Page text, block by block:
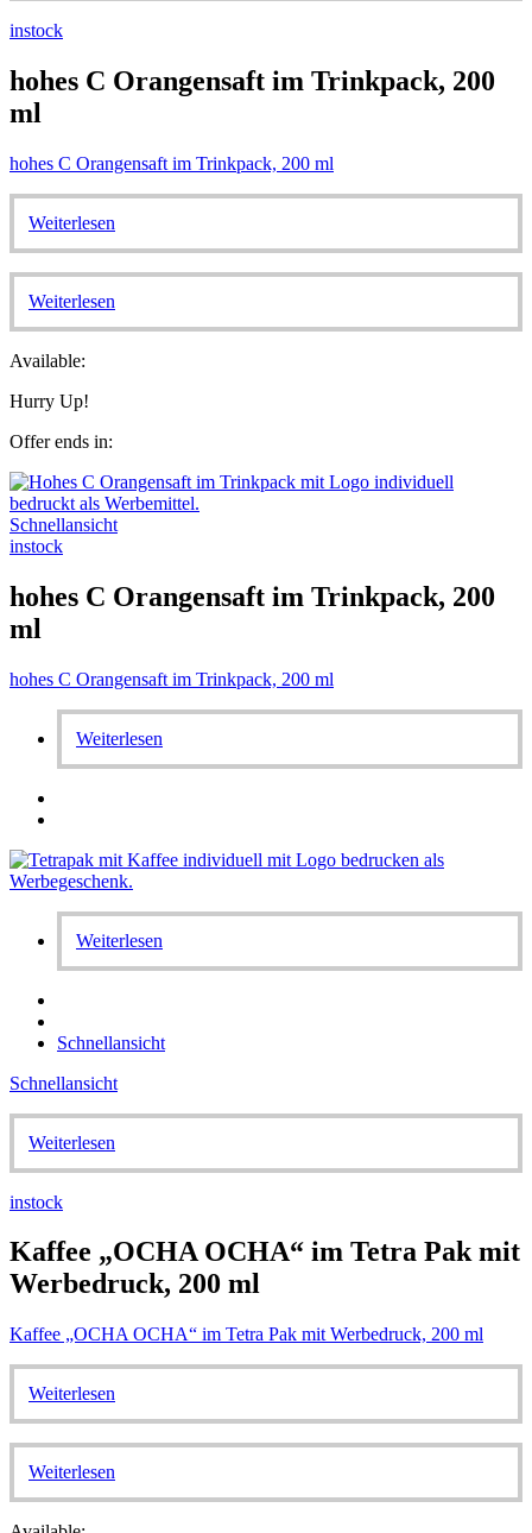
instock
hohes C Orangensaft im Trinkpack, 200
ml
hohes C Orangensaft im Trinkpack, 200 ml
Weiterlesen
Weiterlesen
Available:
Hurry Up!
Offer ends in:
Schnellansicht
instock
hohes C Orangensaft im Trinkpack, 200
ml
hohes C Orangensaft im Trinkpack, 200 ml
Weiterlesen
Weiterlesen
Schnellansicht
Schnellansicht
Weiterlesen
instock
Kaffee „OCHA OCHA“ im Tetra Pak mit
Werbedruck, 200 ml
Kaffee „OCHA OCHA“ im Tetra Pak mit Werbedruck, 200 ml
Weiterlesen
Weiterlesen